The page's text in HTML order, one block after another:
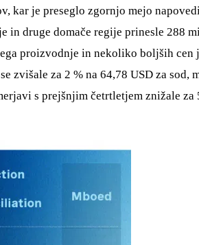
je preseglo zgornjo mejo
in druge domače regije prinesle 288
proizvodnje in nekoliko boljših cen
za 2 % na 64,78 USD za sod,
s prejšnjim četrtletjem znižale za